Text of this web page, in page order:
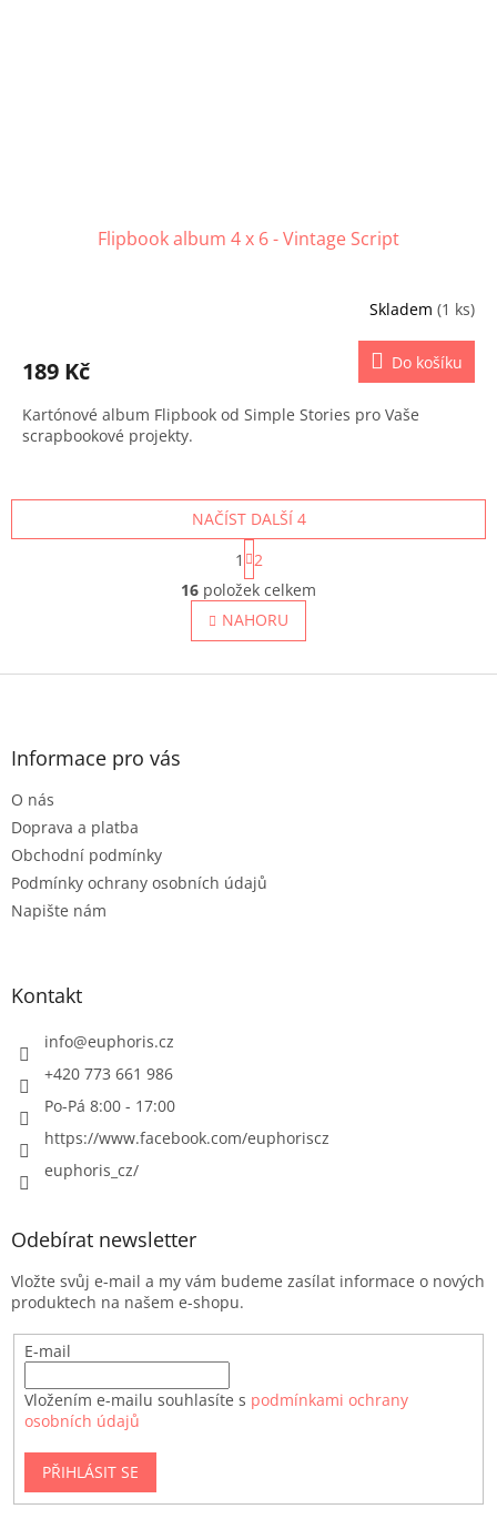
Flipbook album 4 x 6 - Vintage Script
Skladem (1 ks)
189 Kč Do košíku
Kartónové album Flipbook od Simple Stories pro Vaše
scrapbookové projekty.
O
v
l
á
ý
p
NAČÍST DALŠÍ 4
S
t
r
á
n
k
v
1
2
16 položek celkem
NAHORU
Z
Informace pro vás
O nás
Doprava a platba
Obchodní podmínky
Podmínky ochrany osobních údajů
Napište nám
Kontakt
info@euphoris.cz
+420 773 661 986
Po-Pá 8:00 - 17:00
https://www.facebook.com/euphoriscz
euphoris_cz/
Odebírat newsletter
Vložte svůj e-mail a my vám budeme zasílat informace o nových
produktech na našem e-shopu.
E-mail
Vložením e-mailu souhlasíte s podmínkami ochrany
osobních údajů
PŘIHLÁSIT SE